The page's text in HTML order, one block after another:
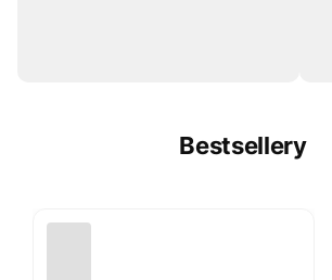
Bestsellery